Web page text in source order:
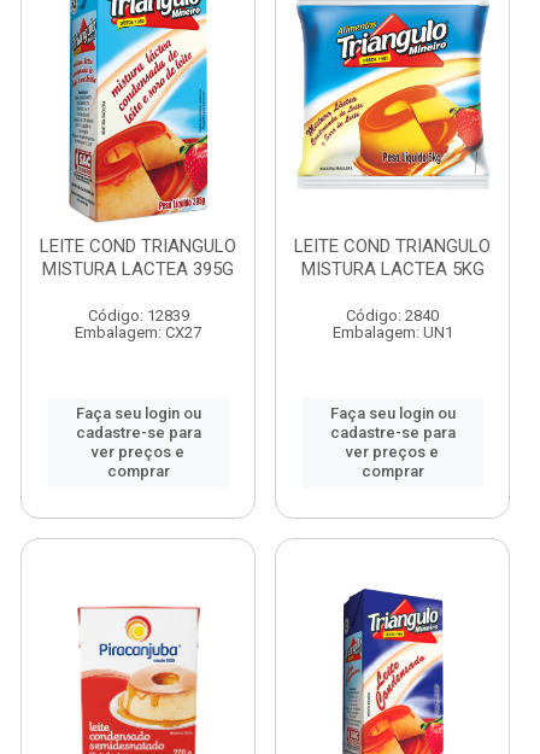
LEITE COND TRIANGULO
MISTURA LACTEA 395G
Código: 12839
Embalagem: CX27
Faça seu login ou
cadastre-se para
ver preços e
comprar
LEITE COND TRIANGULO
MISTURA LACTEA 5KG
Código: 2840
Embalagem: UN1
Faça seu login ou
cadastre-se para
ver preços e
comprar